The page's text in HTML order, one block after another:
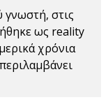
γνωστή, στις
ως reality
χρόνια